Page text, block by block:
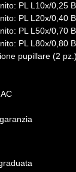
PL L10x/0,25
PL L20x/0,40
PL L50х/0,70
PL L80x/0,80
pupillare (2 pz.)